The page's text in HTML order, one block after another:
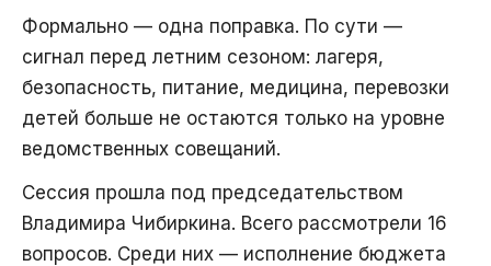
Формально — одна поправка. По сути —
сигнал перед летним сезоном: лагеря,
безопасность, питание, медицина, перевозки
детей больше не остаются только на уровне
ведомственных совещаний.
Сессия прошла под председательством
Владимира Чибиркина. Всего рассмотрели 16
вопросов. Среди них — исполнение бюджета